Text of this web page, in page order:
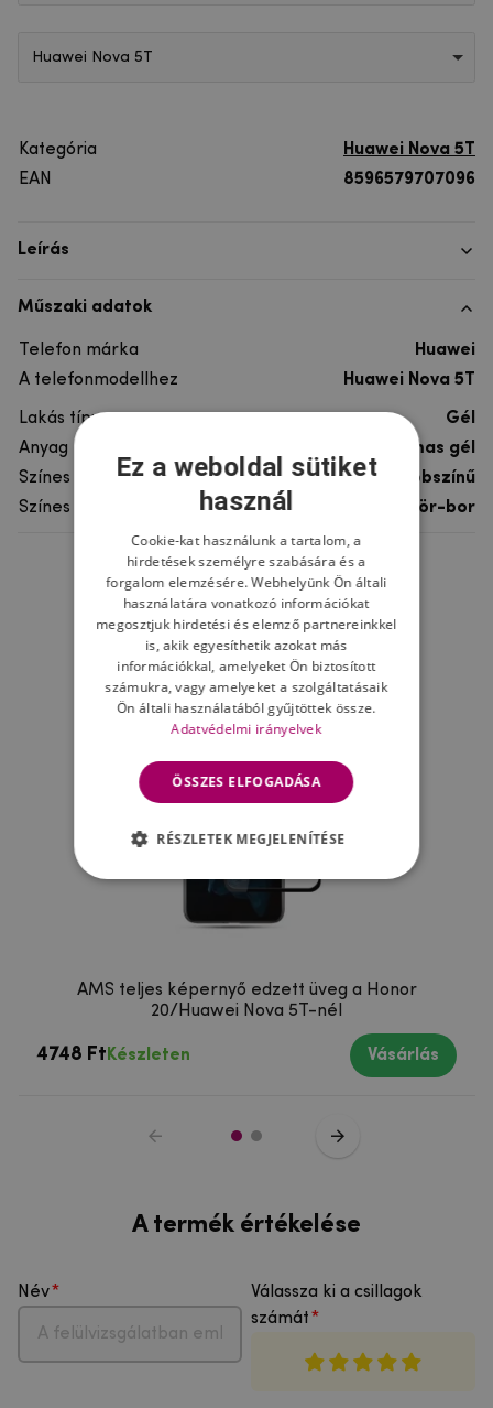
Huawei Nova 5T
Kategória
Huawei Nova 5T
EAN
8596579707096
Leírás
Műszaki adatok
Telefon márka
Huawei
A telefonmodellhez
Huawei Nova 5T
Lakás típusa
Gél
Anyag
rugalmas gél
Színes
többszínű
Színes motívum
Sör-bor
Ne felejtsd el
AMS teljes képernyő edzett üveg a Honor
20/Huawei Nova 5T-nél
4748 Ft Készleten Vásárlás
A termék értékelése
Név
Válassza ki a csillagok
számát
Ez a weboldal sütiket
használ
Cookie-kat használunk a tartalom, a
hirdetések személyre szabására és a
forgalom elemzésére. Webhelyünk Ön általi
használatára vonatkozó információkat
megosztjuk hirdetési és elemző partnereinkkel
is, akik egyesíthetik azokat más
információkkal, amelyeket Ön biztosított
számukra, vagy amelyeket a szolgáltatásaik
Ön általi használatából gyűjtöttek össze.
Adatvédelmi irányelvek
ÖSSZES ELFOGADÁSA
RÉSZLETEK MEGJELENÍTÉSE